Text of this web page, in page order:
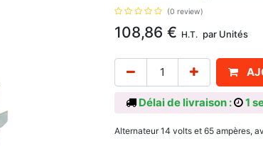
(0 review)
108,86 € H.T. par Unités
Délai de livraison : 1
Alternateur 14 volts et 65 ampères,